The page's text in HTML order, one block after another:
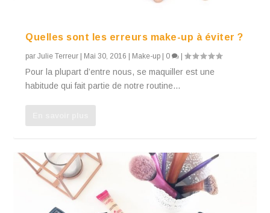
Quelles sont les erreurs make-up à éviter ?
parJulie Terreur | Mai 30, 2016 | Make-up | 0 |
Pour la plupart d’entre nous, se maquiller est une
habitude qui fait partie de notre routine...